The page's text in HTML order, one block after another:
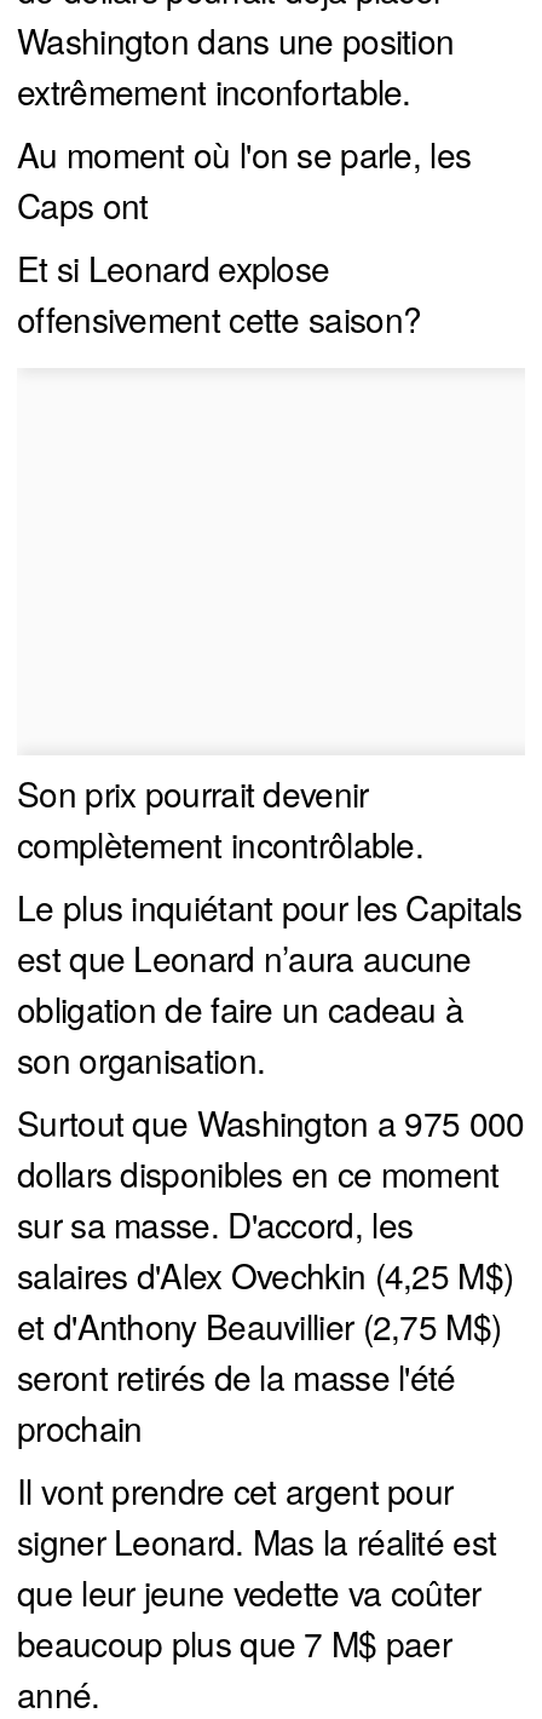
Washington dans une position
extrêmement inconfortable.
Au moment où l'on se parle, les
Caps ont
Et si Leonard explose
offensivement cette saison?
Son prix pourrait devenir
complètement incontrôlable.
Le plus inquiétant pour les Capitals
est que Leonard n’aura aucune
obligation de faire un cadeau à
son organisation.
Surtout que Washington a 975 000
dollars disponibles en ce moment
sur sa masse. D'accord, les
salaires d'Alex Ovechkin (4,25 M$)
et d'Anthony Beauvillier (2,75 M$)
seront retirés de la masse l'été
prochain
Il vont prendre cet argent pour
signer Leonard. Mas la réalité est
que leur jeune vedette va coûter
beaucoup plus que 7 M$ paer
anné.